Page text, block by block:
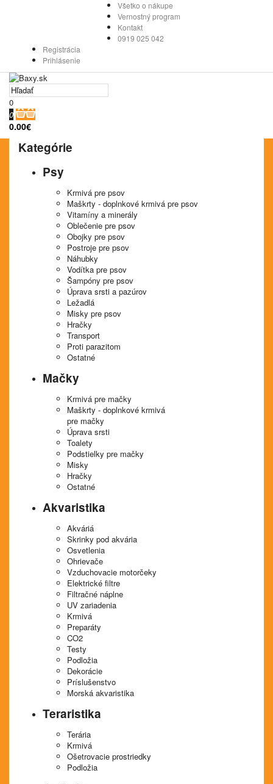
Všetko o nákupe
Vernostný program
Kontakt
0919 025 042
Registrácia
Prihlásenie
0
0
0.00€
Kategórie
Psy
Krmivá pre psov
Maškrty - doplnkové krmivá pre psov
Vitamíny a minerály
Oblečenie pre psov
Obojky pre psov
Postroje pre psov
Náhubky
Vodítka pre psov
Šampóny pre psov
Úprava srsti a pazúrov
Ležadlá
Misky pre psov
Hračky
Transport
Proti parazitom
Ostatné
Mačky
Krmivá pre mačky
Maškrty - doplnkové krmivá
pre mačky
Úprava srsti
Toalety
Podstielky pre mačky
Misky
Hračky
Ostatné
Akvaristika
Akváriá
Skrinky pod akvária
Osvetlenia
Ohrievače
Vzduchovacie motorčeky
Elektrické filtre
Filtračné náplne
UV zariadenia
Krmivá
Preparáty
CO2
Testy
Podložia
Dekorácie
Príslušenstvo
Morská akvaristika
Teraristika
Terária
Krmivá
Ošetrovacie prostriedky
Podložia